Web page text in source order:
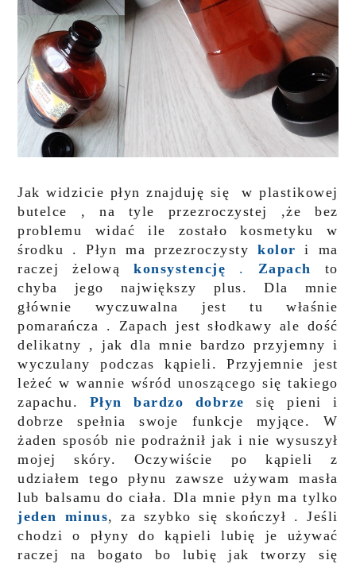
Jak widzicie płyn znajduję się w plastikowej
butelce , na tyle przezroczystej ,że bez
problemu widać ile zostało kosmetyku w
środku . Płyn ma przezroczystykolor i ma
raczej żelowąkonsystencję . Zapach
to
chyba jego największy plus. Dla mnie
głównie wyczuwalna jest tu właśnie
pomarańcza . Zapach jest słodkawy ale dość
delikatny , jak dla mnie bardzo przyjemny i
wyczulany podczas kąpieli. Przyjemnie jest
leżeć w wannie wśród unoszącego się takiego
zapachu. Płyn bardzo dobrze się pieni i
dobrze spełnia swoje funkcje myjące. W
żaden sposób nie podrażnił jak i nie wysuszył
mojej skóry. Oczywiście po kąpieli z
udziałem tego płynu zawsze używam masła
lub balsamu do ciała. Dla mnie płyn ma tylko
jeden minus, za szybko się skończył . Jeśli
chodzi o płyny do kąpieli lubię je używać
raczej na bogato bo lubię jak tworzy się